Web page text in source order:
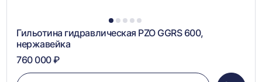
1 2 3 4 5
Гильотина гидравлическая PZO GGRS 600,
нержавейка
760 000 ₽